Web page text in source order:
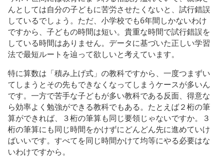
んとしては自分の子どもに苦労させたくないと、試行錯誤
しているでしょう。ただ、小学校でも6年間しかないわけ
ですから、子どもの時間は短い。貴重な時間で試行錯誤を
している時間はありません。データに基づいた正しい学習
法で最短ルートを辿って欲しいと考えています。
特に算数は「積み上げ式」の教科ですから、一度つまずい
てしまうとその先もできなくなってしまうケースが多いん
です。一方で苦手な子どもが多い教科である反面、得意な
ら効率よく勉強ができる教科でもある。たとえば２桁の筆
算ができれば、３桁の筆算も同じ要領じゃないですか。３
桁の筆算にも同じ時間をかけずにどんどん先に進めていけ
ばいいです。すべてを同じ時間かけて均等にやる必要はな
いわけですから。